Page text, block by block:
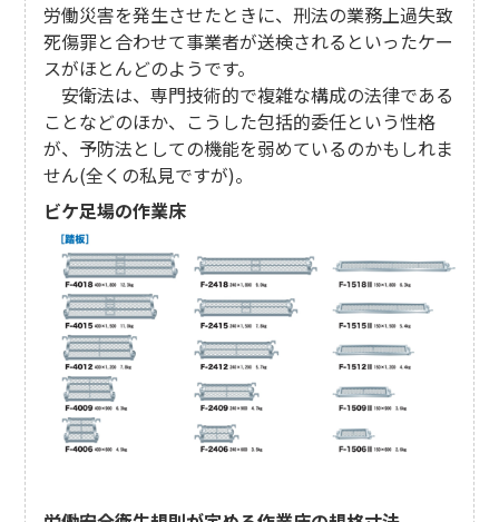
労働災害を発生させたときに、刑法の業務上過失致
死傷罪と合わせて事業者が送検されるといったケー
スがほとんどのようです。
安衛法は、専門技術的で複雑な構成の法律である
ことなどのほか、こうした包括的委任という性格
が、予防法としての機能を弱めているのかもしれま
せん(全くの私見ですが)。
ビケ足場の作業床